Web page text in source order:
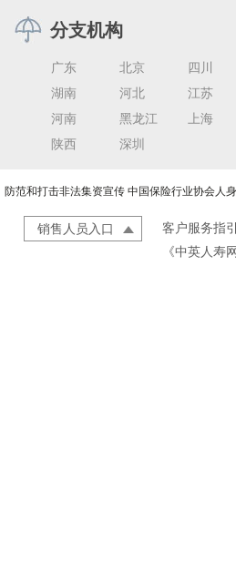
分支机构
广东 北京 四川
湖南
河北 江苏
河南
黑龙江 上海
陕西
深圳
防范和打击非法集资宣传 中国保险行业协会人
销售人员入口 客户服务指引
《中英人寿